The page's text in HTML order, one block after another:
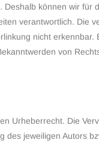
können wir für
verantwortlich. Die
nicht
von
Urheberrecht. Die
jeweiligen Autors